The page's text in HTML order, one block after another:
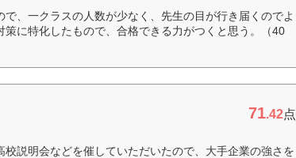
で、一クラスの人数が少なく、先生の目が行き届くのでよ
に特化したもので、合格できる力がつくと思う。（40
71.42点
説明会などを催していただいたので、大手企業の強さを